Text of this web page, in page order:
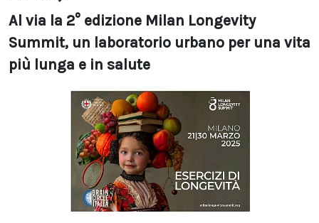
Al via la 2° edizione Milan Longevity
Summit, un laboratorio urbano per una vita
più lunga e in salute